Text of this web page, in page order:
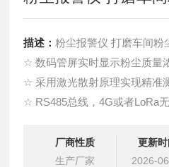
描述：粉尘报警仪 打磨车间粉
☆ 数码管屏实时显示粉尘质量
☆ 采用激光散射原理实现精准
☆ RS485总线，4G或者LoRa
距离信号传输；
厂商性质
生产厂家
更新
2026-